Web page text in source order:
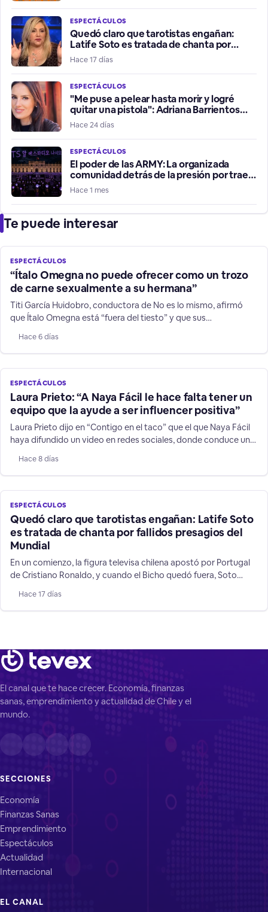
ESPECTÁCULOS
Quedó claro que tarotistas engañan:
Latife Soto es tratada de chanta por
fallidos presagios del Mundial
Hace 17 días
ESPECTÁCULOS
"Me puse a pelear hasta morir y logré
quitar una pistola": Adriana Barrientos
relata violento robo de su vehículo
Hace 24 días
ESPECTÁCULOS
El poder de las ARMY: La organizada
comunidad detrás de la presión por traer
a BTS a Chile
Hace 1 mes
Te puede interesar
ESPECTÁCULOS
“Ítalo Omegna no puede ofrecer como un trozo
de carne sexualmente a su hermana”
Titi García Huidobro, conductora de No es lo mismo, afirmó
que Ítalo Omegna está “fuera del tiesto” y que sus
Hace 6 días
ESPECTÁCULOS
Laura Prieto: “A Naya Fácil le hace falta tener un
equipo que la ayude a ser influencer positiva”
Laura Prieto dijo en “Contigo en el taco” que el que Naya Fácil
haya difundido un video en redes sociales, donde conduce un
irresponsabilidad sobre todo frente a niños y jóvenes que la
siguen.
Hace 8 días
ESPECTÁCULOS
Quedó claro que tarotistas engañan: Latife Soto
es tratada de chanta por fallidos presagios del
Mundial
En un comienzo, la figura televisa chilena apostó por Portugal
de Cristiano Ronaldo, y cuando el Bicho quedó fuera, Soto
rubro de supuestos "videntes".
Hace 17 días
El canal que te hace crecer. Economía, finanzas
sanas, emprendimiento y actualidad de Chile y el
mundo.
SECCIONES
Economía
Finanzas Sanas
Emprendimiento
Espectáculos
Actualidad
Internacional
EL CANAL